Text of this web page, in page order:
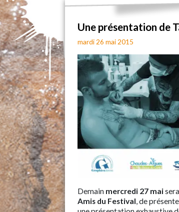
Une présentation de
mardi 26 mai 2015
Demain mercredi 27 mai
Amis du Festival, de